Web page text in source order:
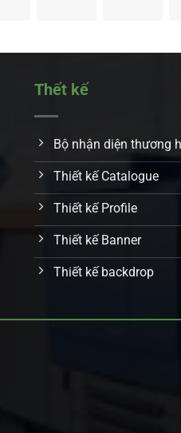
Thết kế
Bộ nhận diện thương
Thiết kế Catalogue
Thiết kế Profile
Thiết kế Banner
Thiết kế backdrop